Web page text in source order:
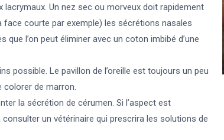
Un nez sec ou morveux doit rapidement
courte par exemple) les sécrétions nasales
l’on peut éliminer avec un coton imbibé d’une
possible. Le pavillon de l’oreille est toujours un peu
colorer de marron.
la sécrétion de cérumen. Si l’aspect est
un vétérinaire qui prescrira les solutions de